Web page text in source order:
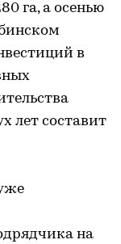
га, а осенью
в
лет составит
на